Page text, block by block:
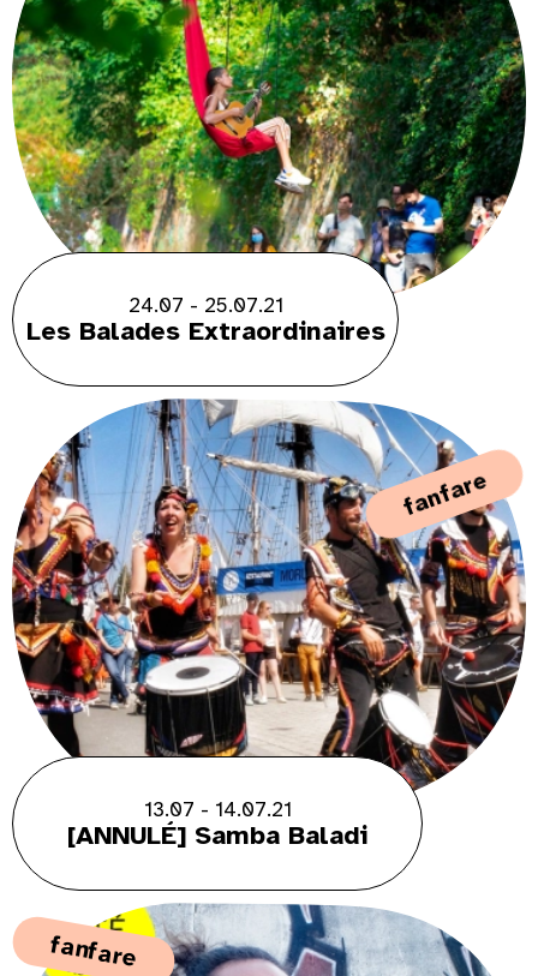
24.07 - 25.07.21
Les Balades Extraordinaires
fanfare
13.07 - 14.07.21
[ANNULÉ] Samba Baladi
fanfare